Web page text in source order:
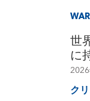
WAR
世
に
ク